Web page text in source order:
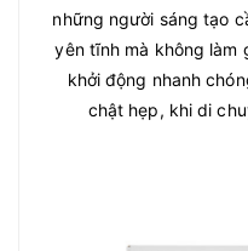
những người sáng tạo
yên tĩnh mà không làm
khởi động nhanh
chật hẹp, khi di